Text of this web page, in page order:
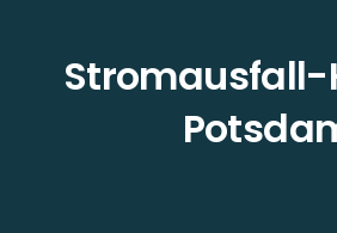
Stromausfall-